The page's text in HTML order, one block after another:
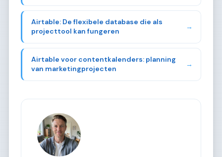
Airtable: De flexibele database die als
projecttool kan fungeren
→
Airtable voor contentkalenders: planning
van marketingprojecten
→